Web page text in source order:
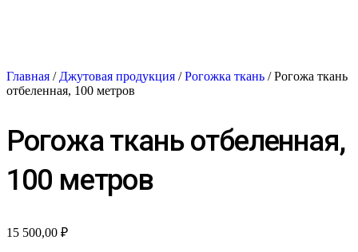
Главная / Джутовая продукция /Рогожка ткань / Рогожа ткань
отбеленная, 100 метров
Рогожа ткань отбеленная,
100 метров
15 500,00 ₽